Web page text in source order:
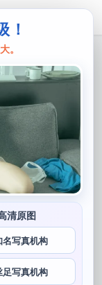
！
。
清原图
名写真机构
足写真机构
分享了几张
吧
好的画面，快
无颜小天使wy
文化不
的扮演技巧和细
状态和经历。得
其甜美可爱的形
所喜爱。